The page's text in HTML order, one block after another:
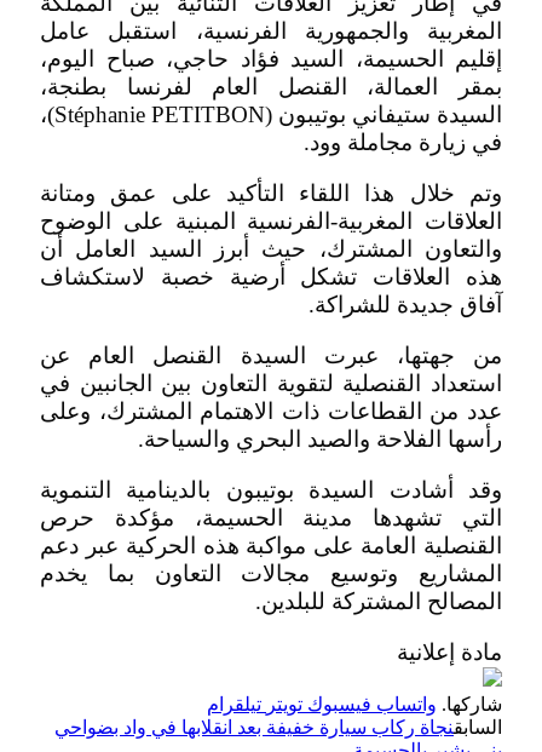
المغربية والجمهورية الفرنسية، استقبل عامل
إقليم الحسيمة، السيد فؤاد حاجي، صباح اليوم،
بمقر العمالة، القنصل العام لفرنسا بطنجة،
السيدة ستيفاني بوتيبون (Stéphanie PETITBON)،
في زيارة مجاملة وود.
وتم خلال هذا اللقاء التأكيد على عمق ومتانة
العلاقات المغربية-الفرنسية المبنية على الوضوح
والتعاون المشترك، حيث أبرز السيد العامل أن
هذه العلاقات تشكل أرضية خصبة لاستكشاف
آفاق جديدة للشراكة.
من جهتها، عبرت السيدة القنصل العام عن
استعداد القنصلية لتقوية التعاون بين الجانبين في
عدد من القطاعات ذات الاهتمام المشترك، وعلى
رأسها الفلاحة والصيد البحري والسياحة.
وقد أشادت السيدة بوتيبون بالدينامية التنموية
التي تشهدها مدينة الحسيمة، مؤكدة حرص
القنصلية العامة على مواكبة هذه الحركية عبر دعم
المشاريع وتوسيع مجالات التعاون بما يخدم
المصالح المشتركة للبلدين.
مادة إعلانية
شاركها. واتساب فيسبوك تويتر تيلقرام
السابقنجاة ركاب سيارة خفيفة بعد انقلابها في واد بضواحي